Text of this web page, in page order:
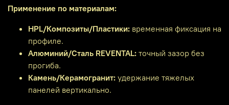
Применение по материалам:
HPL/Композиты/Пластики: временная фиксация на
профиле.
Алюминий/Сталь REVENTAL: точный зазор без
прогиба.
Камень/Керамогранит: удержание тяжелых
панелей вертикально.